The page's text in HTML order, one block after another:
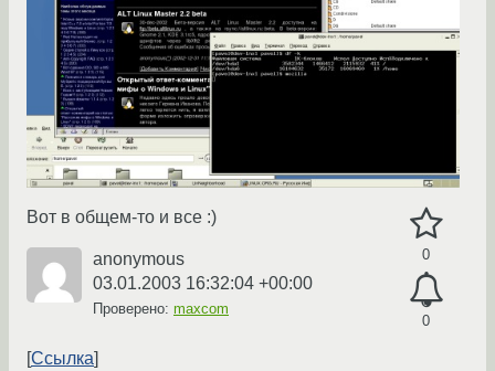
0
0
Вот в общем-то и все :)
anonymous
03.01.2003 16:32:04 +00:00
Проверено: maxcom
Ссылка